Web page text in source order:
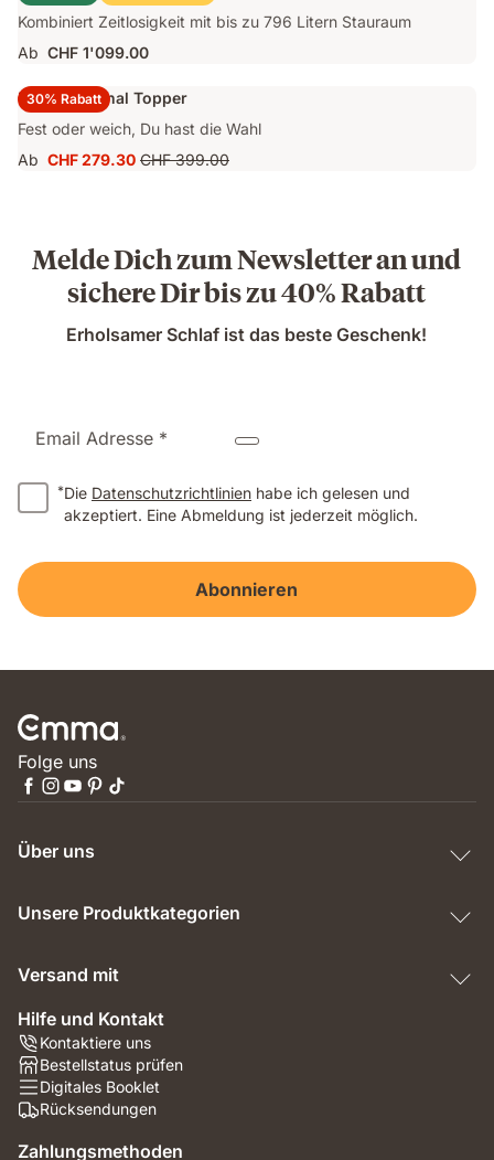
Kombiniert Zeitlosigkeit mit bis zu 796 Litern Stauraum
Ab CHF 1'099.00
30% Rabatt
Emma Original Topper
Fest oder weich, Du hast die Wahl
Ab Preis
CHF 279.30 Ursprünglicher
CHF 399.00
Melde Dich zum Newsletter an und
sichere Dir bis zu 40% Rabatt
Erholsamer Schlaf ist das beste Geschenk!
Email Adresse *
*Die Datenschutzrichtlinien habe ich gelesen und
akzeptiert. Eine Abmeldung ist jederzeit möglich.
Abonnieren
Folge uns
Über uns
Unsere Produktkategorien
Versand mit
Hilfe und Kontakt
Kontaktiere uns
Bestellstatus prüfen
Digitales Booklet
Rücksendungen
Zahlungsmethoden